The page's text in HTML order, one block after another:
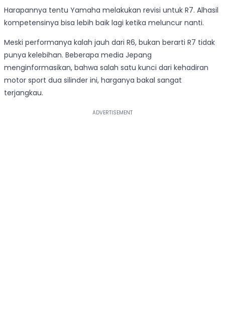
Harapannya tentu Yamaha melakukan revisi untuk R7. Alhasil
kompetensinya bisa lebih baik lagi ketika meluncur nanti.
Meski performanya kalah jauh dari R6, bukan berarti R7 tidak
punya kelebihan. Beberapa media Jepang
menginformasikan, bahwa salah satu kunci dari kehadiran
motor sport dua silinder ini, harganya bakal sangat
terjangkau.